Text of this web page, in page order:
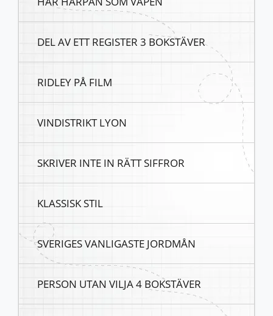
DEL AV ETT REGISTER 3 BOKSTÄVER
RIDLEY PÅ FILM
VINDISTRIKT LYON
SKRIVER INTE IN RÄTT SIFFROR
KLASSISK STIL
SVERIGES VANLIGASTE JORDMÅN
PERSON UTAN VILJA 4 BOKSTÄVER